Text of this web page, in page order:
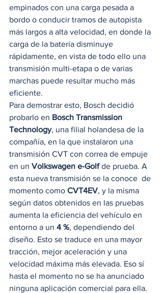
empinados con una carga pesada a
bordo o conducir tramos de autopista
más largos a alta velocidad, en donde la
carga de la batería disminuye
rápidamente, en vista de todo ello una
transmisión multi-etapa o de varias
marchas puede resultar mucho más
eficiente.
Para demostrar esto, Bosch decidió
probarlo en Bosch Transmission
Technology, una filial holandesa de la
compañía, en la que instalaron una
transmisión CVT con correa de empuje
en un Volkswagen e-Golf de prueba. A
esta nueva transmisión se la conoce  de
momento como CVT4EV, y la misma
según datos obtenidos en las pruebas
aumenta la eficiencia del vehículo en
entorno a un 4 %, dependiendo del
diseño. Esto se traduce en una mayor
tracción, mejor aceleración y una
velocidad máxima más elevada. Eso sí
hasta el momento no se ha anunciado
ninguna aplicación comercial para ella.